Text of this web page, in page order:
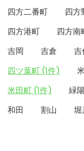
四方二番町
四方
四方港町
四方南
吉岡
吉倉 吉
四ツ葉町 (1件)
米田町 (1件)
緑
和田
割山 堀